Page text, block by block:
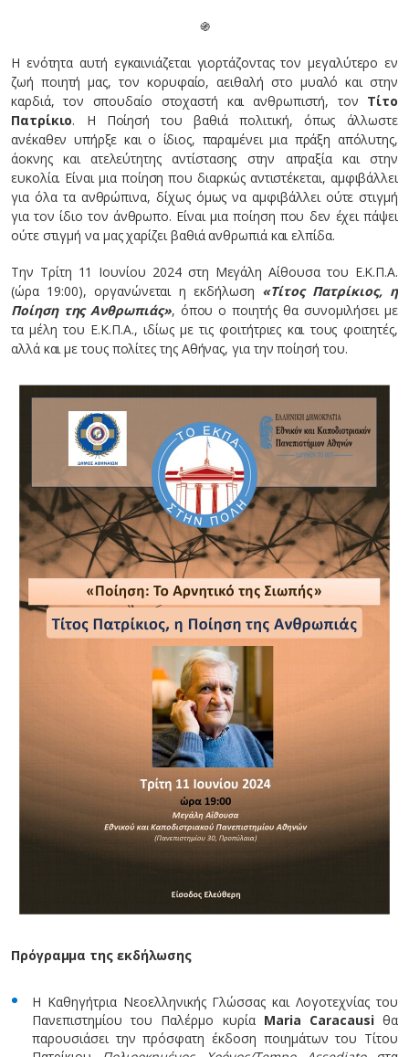
֍
Η ενότητα αυτή εγκαινιάζεται γιορτάζοντας τον μεγαλύτερο εν
ζωή ποιητή μας, τον κορυφαίο, αειθαλή στο μυαλό και στην
καρδιά, τον σπουδαίο στοχαστή και ανθρωπιστή, τον Τίτο
Πατρίκιο. Η Ποίησή του βαθιά πολιτική, όπως άλλωστε
ανέκαθεν υπήρξε και ο ίδιος, παραμένει μια πράξη απόλυτης,
άοκνης και ατελεύτητης αντίστασης στην απραξία και στην
ευκολία. Είναι μια ποίηση που διαρκώς αντιστέκεται, αμφιβάλλει
για όλα τα ανθρώπινα, δίχως όμως να αμφιβάλλει ούτε στιγμή
για τον ίδιο τον άνθρωπο. Είναι μια ποίηση που δεν έχει πάψει
ούτε στιγμή να μας χαρίζει βαθιά ανθρωπιά και ελπίδα.
Την Τρίτη 11 Ιουνίου 2024 στη Μεγάλη Αίθουσα του Ε.Κ.Π.Α.
(ώρα 19:00), οργανώνεται η εκδήλωση «Τίτος Πατρίκιος, η
Ποίηση της Ανθρωπιάς», όπου ο ποιητής θα συνομιλήσει με
τα μέλη του Ε.Κ.Π.Α., ιδίως με τις φοιτήτριες και τους φοιτητές,
αλλά και με τους πολίτες της Αθήνας, για την ποίησή του.
Πρόγραμμα της εκδήλωσης
Η Καθηγήτρια Νεοελληνικής Γλώσσας και Λογοτεχνίας του
Πανεπιστημίου του Παλέρμο κυρία Maria Caracausiθα
παρουσιάσει την πρόσφατη έκδοση ποιημάτων του Τίτου